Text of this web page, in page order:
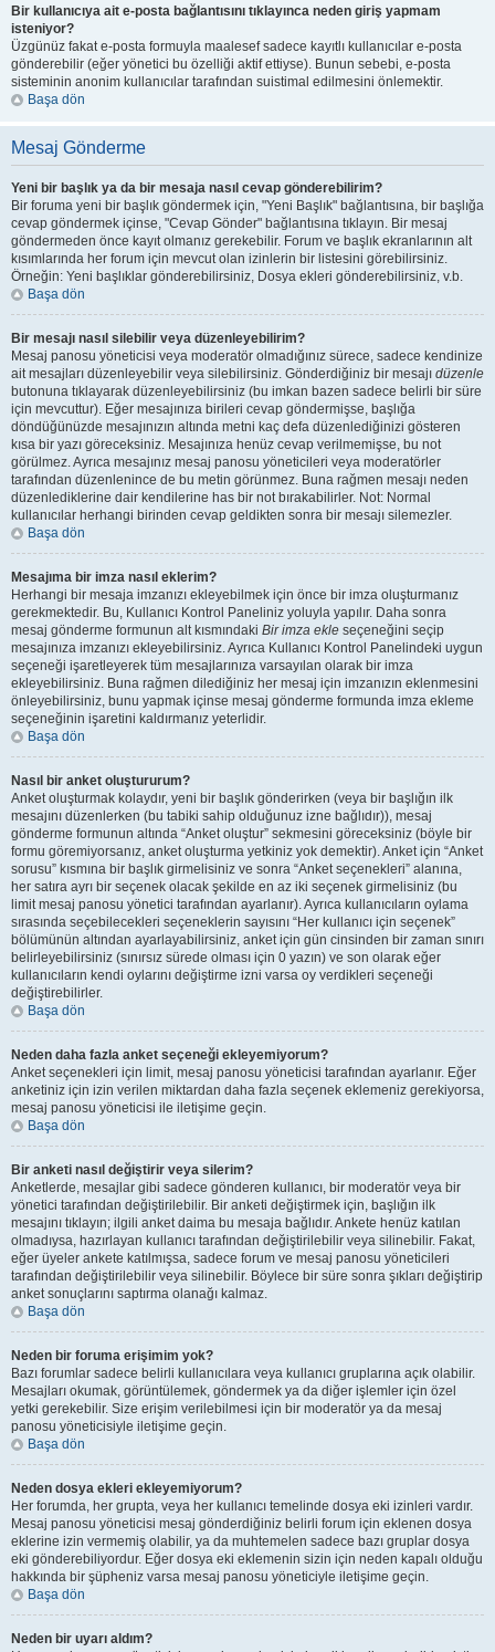
Bir kullanıcıya ait e-posta bağlantısını tıklayınca neden giriş yapmam
isteniyor?
Üzgünüz fakat e-posta formuyla maalesef sadece kayıtlı kullanıcılar e-posta
gönderebilir (eğer yönetici bu özelliği aktif ettiyse). Bunun sebebi, e-posta
sisteminin anonim kullanıcılar tarafından suistimal edilmesini önlemektir.
Başa dön
Mesaj Gönderme
Yeni bir başlık ya da bir mesaja nasıl cevap gönderebilirim?
Bir foruma yeni bir başlık göndermek için, "Yeni Başlık" bağlantısına, bir başlığa
cevap göndermek içinse, "Cevap Gönder" bağlantısına tıklayın. Bir mesaj
göndermeden önce kayıt olmanız gerekebilir. Forum ve başlık ekranlarının alt
kısımlarında her forum için mevcut olan izinlerin bir listesini görebilirsiniz.
Örneğin: Yeni başlıklar gönderebilirsiniz, Dosya ekleri gönderebilirsiniz, v.b.
Başa dön
Bir mesajı nasıl silebilir veya düzenleyebilirim?
Mesaj panosu yöneticisi veya moderatör olmadığınız sürece, sadece kendinize
ait mesajları düzenleyebilir veya silebilirsiniz. Gönderdiğiniz bir mesajı düzenle
butonuna tıklayarak düzenleyebilirsiniz (bu imkan bazen sadece belirli bir süre
için mevcuttur). Eğer mesajınıza birileri cevap göndermişse, başlığa
döndüğünüzde mesajınızın altında metni kaç defa düzenlediğinizi gösteren
kısa bir yazı göreceksiniz. Mesajınıza henüz cevap verilmemişse, bu not
görülmez. Ayrıca mesajınız mesaj panosu yöneticileri veya moderatörler
tarafından düzenlenince de bu metin görünmez. Buna rağmen mesajı neden
düzenlediklerine dair kendilerine has bir not bırakabilirler. Not: Normal
kullanıcılar herhangi birinden cevap geldikten sonra bir mesajı silemezler.
Başa dön
Mesajıma bir imza nasıl eklerim?
Herhangi bir mesaja imzanızı ekleyebilmek için önce bir imza oluşturmanız
gerekmektedir. Bu, Kullanıcı Kontrol Paneliniz yoluyla yapılır. Daha sonra
mesaj gönderme formunun alt kısmındaki Bir imza ekle seçeneğini seçip
mesajınıza imzanızı ekleyebilirsiniz. Ayrıca Kullanıcı Kontrol Panelindeki uygun
seçeneği işaretleyerek tüm mesajlarınıza varsayılan olarak bir imza
ekleyebilirsiniz. Buna rağmen dilediğiniz her mesaj için imzanızın eklenmesini
önleyebilirsiniz, bunu yapmak içinse mesaj gönderme formunda imza ekleme
seçeneğinin işaretini kaldırmanız yeterlidir.
Başa dön
Nasıl bir anket oluştururum?
Anket oluşturmak kolaydır, yeni bir başlık gönderirken (veya bir başlığın ilk
mesajını düzenlerken (bu tabiki sahip olduğunuz izne bağlıdır)), mesaj
gönderme formunun altında “Anket oluştur” sekmesini göreceksiniz (böyle bir
formu göremiyorsanız, anket oluşturma yetkiniz yok demektir). Anket için “Anket
sorusu” kısmına bir başlık girmelisiniz ve sonra “Anket seçenekleri” alanına,
her satıra ayrı bir seçenek olacak şekilde en az iki seçenek girmelisiniz (bu
limit mesaj panosu yönetici tarafından ayarlanır). Ayrıca kullanıcıların oylama
sırasında seçebilecekleri seçeneklerin sayısını “Her kullanıcı için seçenek”
bölümünün altından ayarlayabilirsiniz, anket için gün cinsinden bir zaman sınırı
belirleyebilirsiniz (sınırsız sürede olması için 0 yazın) ve son olarak eğer
kullanıcıların kendi oylarını değiştirme izni varsa oy verdikleri seçeneği
değiştirebilirler.
Başa dön
Neden daha fazla anket seçeneği ekleyemiyorum?
Anket seçenekleri için limit, mesaj panosu yöneticisi tarafından ayarlanır. Eğer
anketiniz için izin verilen miktardan daha fazla seçenek eklemeniz gerekiyorsa,
mesaj panosu yöneticisi ile iletişime geçin.
Başa dön
Bir anketi nasıl değiştirir veya silerim?
Anketlerde, mesajlar gibi sadece gönderen kullanıcı, bir moderatör veya bir
yönetici tarafından değiştirilebilir. Bir anketi değiştirmek için, başlığın ilk
mesajını tıklayın; ilgili anket daima bu mesaja bağlıdır. Ankete henüz katılan
olmadıysa, hazırlayan kullanıcı tarafından değiştirilebilir veya silinebilir. Fakat,
eğer üyeler ankete katılmışsa, sadece forum ve mesaj panosu yöneticileri
tarafından değiştirilebilir veya silinebilir. Böylece bir süre sonra şıkları değiştirip
anket sonuçlarını saptırma olanağı kalmaz.
Başa dön
Neden bir foruma erişimim yok?
Bazı forumlar sadece belirli kullanıcılara veya kullanıcı gruplarına açık olabilir.
Mesajları okumak, görüntülemek, göndermek ya da diğer işlemler için özel
yetki gerekebilir. Size erişim verilebilmesi için bir moderatör ya da mesaj
panosu yöneticisiyle iletişime geçin.
Başa dön
Neden dosya ekleri ekleyemiyorum?
Her forumda, her grupta, veya her kullanıcı temelinde dosya eki izinleri vardır.
Mesaj panosu yöneticisi mesaj gönderdiğiniz belirli forum için eklenen dosya
eklerine izin vermemiş olabilir, ya da muhtemelen sadece bazı gruplar dosya
eki gönderebiliyordur. Eğer dosya eki eklemenin sizin için neden kapalı olduğu
hakkında bir şüpheniz varsa mesaj panosu yöneticiyle iletişime geçin.
Başa dön
Neden bir uyarı aldım?